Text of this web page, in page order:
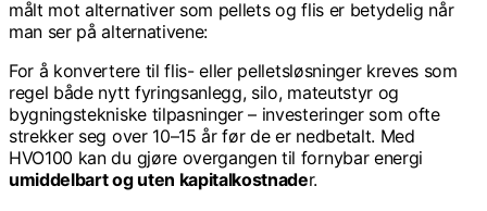
målt mot alternativer som pellets og flis er betydelig når
man ser på alternativene:
For å konvertere til flis- eller pelletsløsninger kreves som
regel både nytt fyringsanlegg, silo, mateutstyr og
bygningstekniske tilpasninger – investeringer som ofte
strekker seg over 10–15 år før de er nedbetalt. Med
HVO100 kan du gjøre overgangen til fornybar energi
umiddelbart og uten kapitalkostnader.